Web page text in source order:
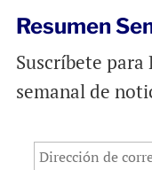
Resumen
Suscríbete
semanal de